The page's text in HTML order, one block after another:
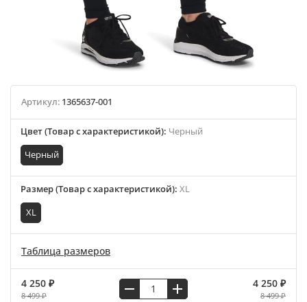
Артикул: 1365637-001
Цвет (Товар с характеристикой): Черный
Черный
Размер (Товар с характеристикой): XL
XL
Таблица размеров
4 250 ₽
8 499 ₽
4 250 ₽
8 499 ₽